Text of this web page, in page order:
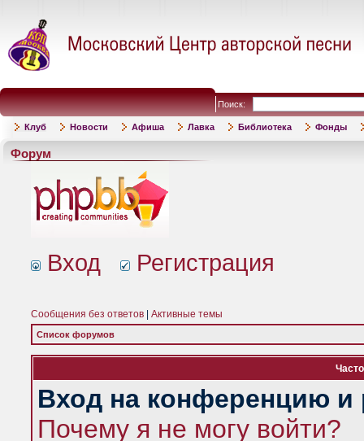
Поиск:
Клуб Новости Афиша Лавка Библиотека Фонды
Форум
Вход Регистрация
Сообщения без ответов Активные темы
Список форумов
Вход на конференцию и
Почему я не могу войти?